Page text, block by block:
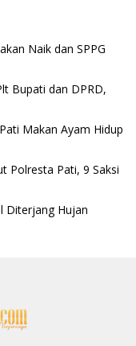
Naik dan SPPG
Bupati dan DPRD,
Makan Ayam Hidup
Polresta Pati, 9 Saksi
Diterjang Hujan